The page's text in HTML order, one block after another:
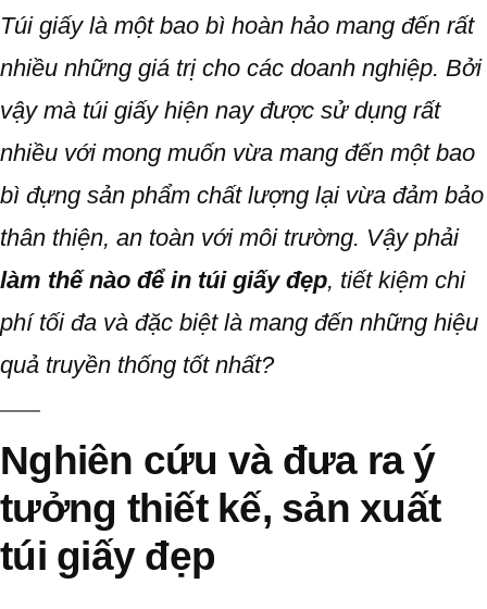
Túi giấy là một bao bì hoàn hảo mang đến rất
nhiều những giá trị cho các doanh nghiệp. Bởi
vậy mà túi giấy hiện nay được sử dụng rất
nhiều với mong muốn vừa mang đến một bao
bì đựng sản phẩm chất lượng lại vừa đảm bảo
thân thiện, an toàn với môi trường. Vậy phải
làm thế nào để in túi giấy đẹp, tiết kiệm chi
phí tối đa và đặc biệt là mang đến những hiệu
quả truyền thống tốt nhất?
Nghiên cứu và đưa ra ý
tưởng thiết kế, sản xuất
túi giấy đẹp